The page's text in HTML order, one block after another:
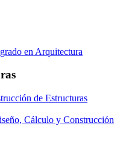
en Arquitectura
de Estructuras
Cálculo y Construcción